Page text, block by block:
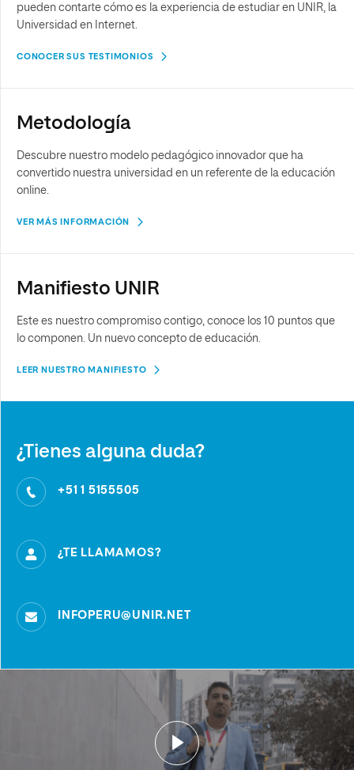
pueden contarte cómo es la experiencia de estudiar en UNIR, la
Universidad en Internet.
CONOCER SUS TESTIMONIOS
Metodología
Descubre nuestro modelo pedagógico innovador que ha
convertido nuestra universidad en un referente de la educación
online.
VER MÁS INFORMACIÓN
Manifiesto UNIR
Este es nuestro compromiso contigo, conoce los 10 puntos que
lo componen. Un nuevo concepto de educación.
LEER NUESTRO MANIFIESTO
¿Tienes alguna duda?
+51 1 5155505
¿TE LLAMAMOS?
INFOPERU@UNIR.NET